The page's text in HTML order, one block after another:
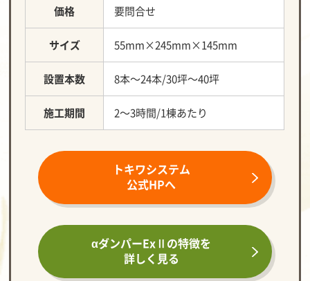
価格 要問合せ
サイズ 55mm×245mm×145mm
設置本数 8本～24本/30坪～40坪
施工期間 2～3時間/1棟あたり
トキワシステム
公式HPへ
αダンパーExⅡの特徴を
詳しく見る